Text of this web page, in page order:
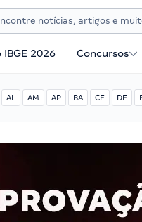
IBGE 2026 Concursos
AL AM AP BA CE DF